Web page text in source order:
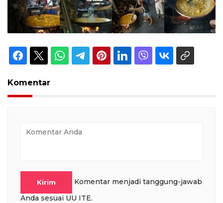
Komentar
Kirim
Komentar menjadi tanggung-jawab
Anda sesuai UU ITE.